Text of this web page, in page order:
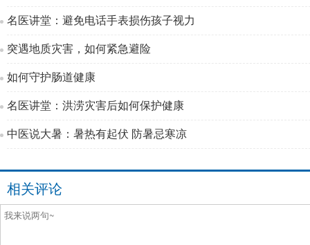
名医讲堂：避免电话手表损伤孩子视力
突遇地质灾害，如何紧急避险
如何守护肠道健康
名医讲堂：洪涝灾害后如何保护健康
中医说大暑：暑热有起伏 防暑忌寒凉
相关评论